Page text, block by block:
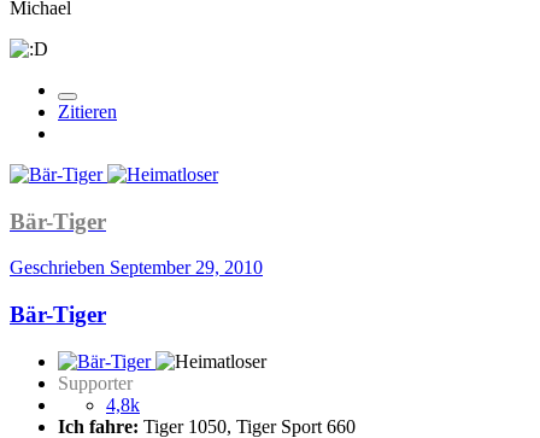
Michael
Zitieren
Bär-Tiger
Geschrieben September 29, 2010
Bär-Tiger
Supporter
4,8k
Ich fahre: Tiger 1050, Tiger Sport 660